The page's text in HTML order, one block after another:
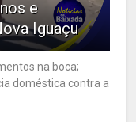
e
Iguaçu
na boca;
doméstica contra a